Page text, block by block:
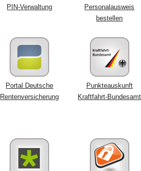
PIN-Verwaltung
Personalausweis
bestellen
Portal Deutsche
Rentenversicherung
Punkteauskunft
Kraftfahrt-Bundesamt